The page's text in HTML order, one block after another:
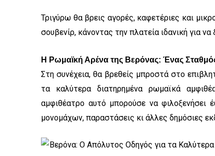
Τριγύρω θα βρεις αγορές, καφετέριες και
σουβενίρ, κάνοντας την πλατεία ιδανική για να
Η Ρωμαϊκή Αρένα της Βερόνας: Ένας
Στη συνέχεια, θα βρεθείς μπροστά στο
τα καλύτερα διατηρημένα ρωμαϊκά
αμφιθέατρο αυτό μπορούσε να φιλοξενήσει
μονομάχων, παραστάσεις κι άλλες δημόσιες